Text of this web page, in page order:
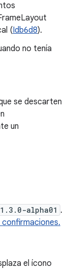
(Idb6d8).
no tenía
se descarten
un
alpha01 .
el ícono